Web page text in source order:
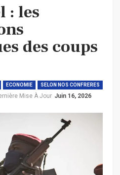
: les
des coups
ECONOMIE SELON NOS CONFRERES
Mise À Jour Juin 16, 2026